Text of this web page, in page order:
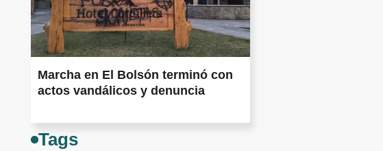
Marcha en El Bolsón terminó con
actos vandálicos y denuncia
Tags